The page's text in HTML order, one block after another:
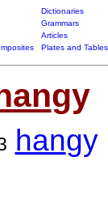
Dictionaries
Grammars
Articles
Plates and Tables
gy
hangy